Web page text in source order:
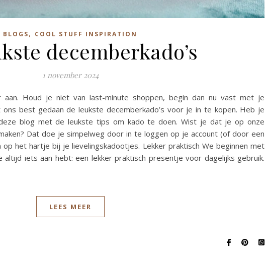
BLOGS, COOL STUFF INSPIRATION
decemberkado’s
1 november 2024
aan. Houd je niet van last-minute shoppen, begin dan nu vast met je
best gedaan de leukste decemberkado’s voor je in te kopen. Heb je
blog met de leukste tips om kado te doen. Wist je dat je op onze
Dat doe je simpelweg door in te loggen op je account (of door een
op het hartje bij je lievelingskadootjes. Lekker praktisch We beginnen met
altijd iets aan hebt: een lekker praktisch presentje voor dagelijks gebruik.
LEES MEER